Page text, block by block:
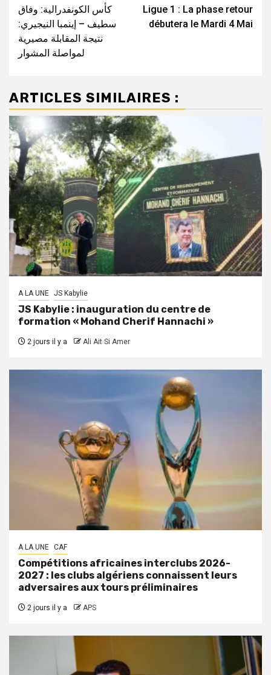
d’article
كأس الكونفدرالية: وفاق
سطيف – إينمبا النيجيري:
نتيجة المقابلة مصيرية
لمواصلة المشوار
Ligue 1 : La phase retour
débutera le Mardi 4 Mai
ARTICLES SIMILAIRES :
A LA UNE JS Kabylie
JS Kabylie : inauguration du centre de
formation « Mohand Cherif Hannachi »
2 jours il y a Ali Ait Si Amer
A LA UNE CAF
Compétitions africaines interclubs 2026-
2027 : les clubs algériens connaissent leurs
adversaires aux tours préliminaires
2 jours il y a APS